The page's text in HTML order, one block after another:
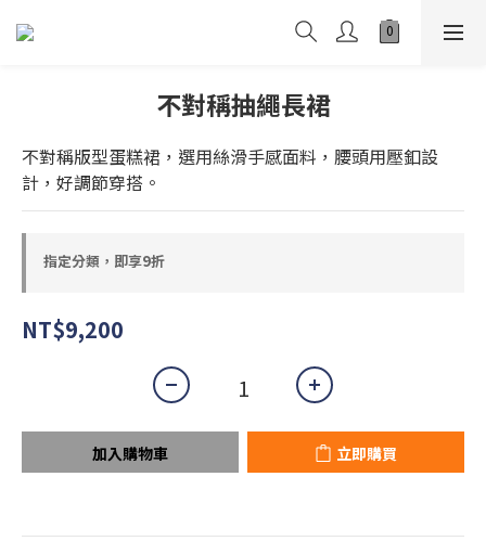
不對稱抽繩長裙
不對稱版型蛋糕裙，選用絲滑手感面料，腰頭用壓釦設
計，好調節穿搭。
指定分類，即享9折
NT$9,200
加入購物車 立即購買